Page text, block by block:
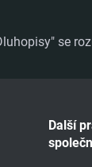
se
Další